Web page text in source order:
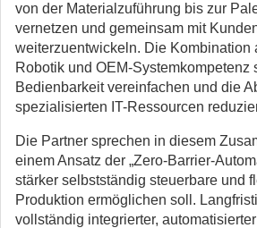
von der Materialzuführung bis zur
vernetzen und gemeinsam mit
weiterzuentwickeln. Die Kombination
Robotik und OEM-Systemkompetenz
Bedienbarkeit vereinfachen und die
spezialisierten IT-Ressourcen
Die Partner sprechen in diesem
einem Ansatz der „Zero-Barrier-
stärker selbstständig steuerbare und
Produktion ermöglichen soll.
vollständig integrierter,